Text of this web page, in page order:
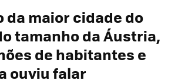
da maior cidade do
tamanho da Áustria,
de habitantes e
ouviu falar